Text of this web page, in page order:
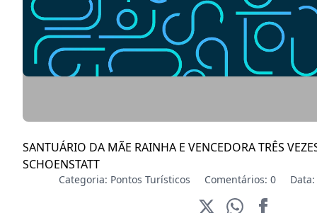
SANTUÁRIO DA MÃE RAINHA E VENCEDORA TRÊS
SCHOENSTATT
Categoria: Pontos Turísticos Comentários: 0